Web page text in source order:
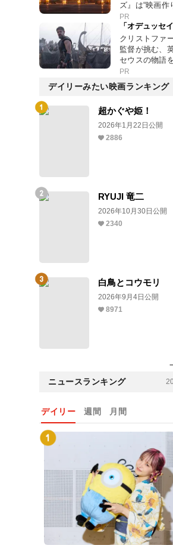
ズ』は“映画作
PR
「オデュッセ
クリストファ
監督が挑む、
セウスの物語
PR
デイリーみたい映画ランキング
超かぐや姫！
2026年1月22日公開
2886
RYUJI 竜二
2026年10月30日公開
2340
白鳥とコウモリ
2026年9月4日公開
8971
ニュースランキング
デイリー 週間 月間